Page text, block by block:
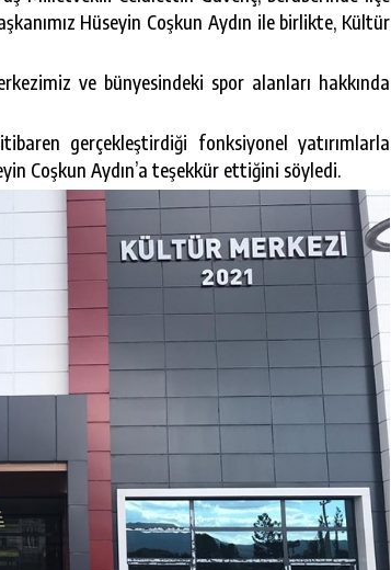
Hüseyin Coşkun Aydın ile birlikte, Kültür
ve bünyesindeki spor alanları hakkında
gerçekleştirdiği fonksiyonel yatırımlarla
Coşkun Aydın’a teşekkür ettiğini söyledi.
GÜNLÜK HABER AKIŞI
GÖKSUN HAFIZLIK KIZ KUR’AN KURSU
ÖĞRENCILERINE DARENDE GEZISI.